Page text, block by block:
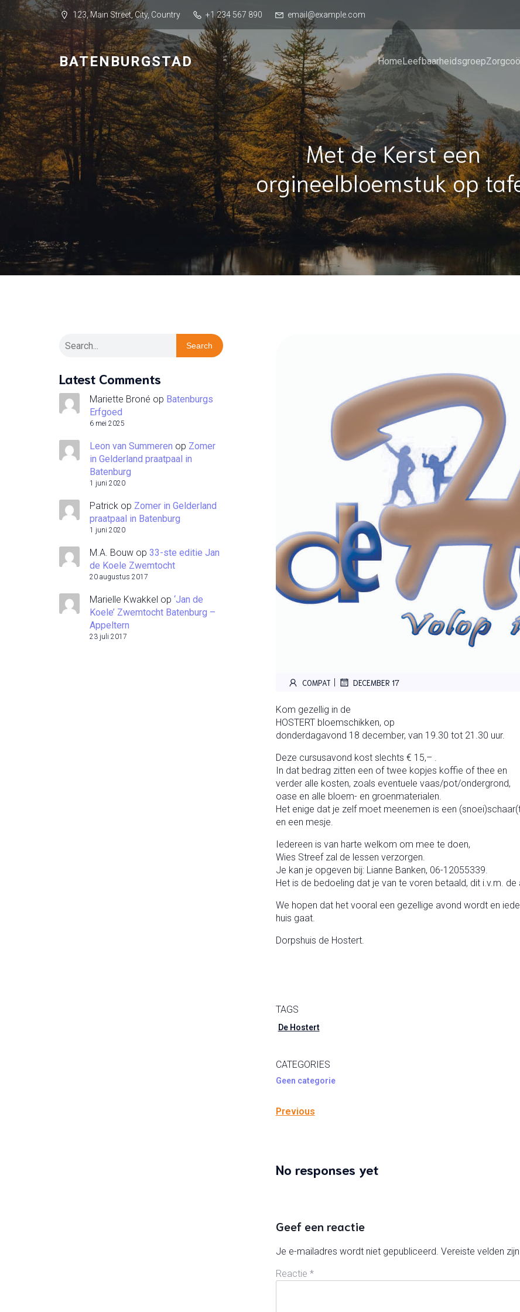
123, Main Street, City, Country +1 234 567 890 email@example.com
BATENBURGSTAD HomeLeefbaarheidsgroep
Met de Kerst een
orgineelbloemstuk op
Search
Latest Comments
Mariette Broné op Batenburgs
Erfgoed
6 mei 2025
Leon van Summeren op Zomer
in Gelderland praatpaal in
Batenburg
1 juni 2020
Patrick op Zomer in Gelderland
praatpaal in Batenburg
1 juni 2020
M.A. Bouw op 33-ste editie Jan
de Koele Zwemtocht
20 augustus 2017
Marielle Kwakkel op ‘Jan de
Koele’ Zwemtocht Batenburg –
Appeltern
23 juli 2017
COMPAT DECEMBER 17
Kom gezellig in de
HOSTERT bloemschikken, op
donderdagavond 18 december, van 19.30 tot 21.30 uur.
Deze cursusavond kost slechts € 15,– .
In dat bedrag zitten een of twee kopjes koffie of thee en
verder alle kosten, zoals eventuele vaas/pot/ondergrond,
oase en alle bloem- en groenmaterialen.
Het enige dat je zelf moet meenemen is een
en een mesje.
Iedereen is van harte welkom om mee te doen,
Wies Streef zal de lessen verzorgen.
Je kan je opgeven bij: Lianne Banken, 06-12055339.
Het is de bedoeling dat je van te voren betaald, dit i.v.m.
We hopen dat het vooral een gezellige avond wordt en
huis gaat.
Dorpshuis de Hostert.
TAGS
De Hostert
CATEGORIES
Geen categorie
Previous
No responses yet
Geef een reactie
Je e-mailadres wordt niet gepubliceerd. Vereiste velden
Reactie *